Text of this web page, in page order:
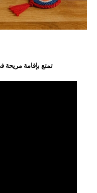
تمتع بإقامة